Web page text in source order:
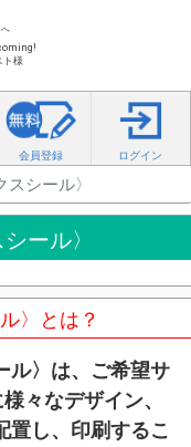
へ
ト様
会員登録 ログイン
シール〉
ール〉
〉とは？
ル〉は、ご希望サ
々なデザイン、
置し、印刷するこ